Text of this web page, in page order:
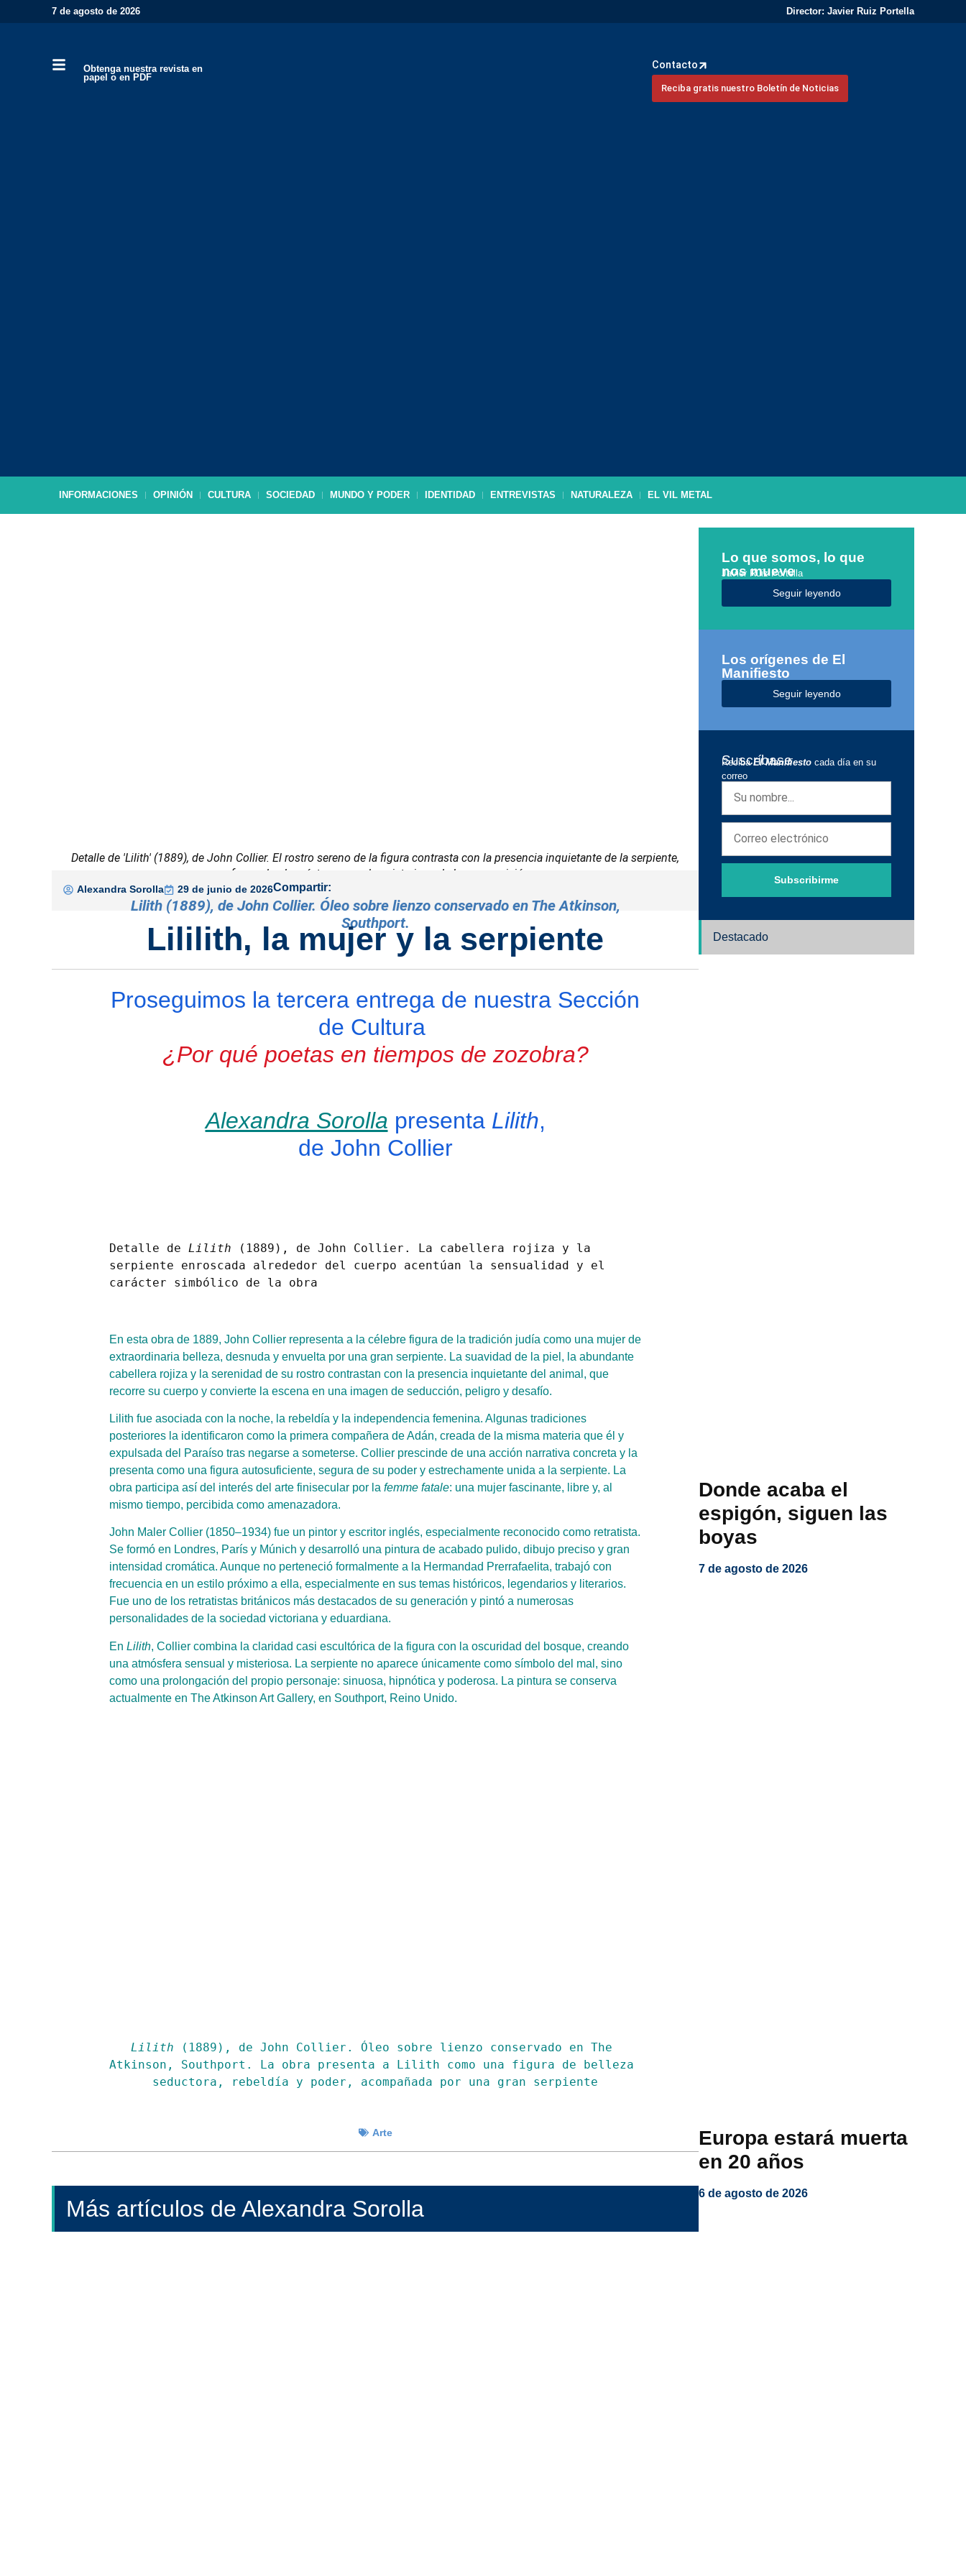
7 de agosto de 2026 Director: Javier Ruiz Portella
Obtenga nuestra revista en
papel o en PDF
Contacto
Reciba gratis nuestro Boletín de Noticias
INFORMACIONES OPINIÓN CULTURA SOCIEDAD MUNDO Y PODER IDENTIDAD ENTREVISTAS NATURALEZA EL VIL METAL
Detalle de 'Lilith' (1889), de John Collier. El rostro sereno de la figura contrasta con la presencia inquietante de la serpiente,
reforzando el carácter sensual y misterioso de la composición
Alexandra Sorolla 29 de junio de 2026Compartir:
Lilith (1889), de John Collier. Óleo sobre lienzo conservado en The Atkinson,
Southport.
Lililith, la mujer y la serpiente
Proseguimos la tercera entrega de nuestra Sección
de Cultura
¿Por qué poetas en tiempos de zozobra?
Alexandra Sorolla presenta Lilith,
de John Collier
Detalle de Lilith (1889), de John Collier. La cabellera rojiza y la
serpiente enroscada alrededor del cuerpo acentúan la sensualidad y el
carácter simbólico de la obra
En esta obra de 1889, John Collier representa a la célebre figura de la tradición judía como una mujer de
extraordinaria belleza, desnuda y envuelta por una gran serpiente. La suavidad de la piel, la abundante
cabellera rojiza y la serenidad de su rostro contrastan con la presencia inquietante del animal, que
recorre su cuerpo y convierte la escena en una imagen de seducción, peligro y desafío.
Lilith fue asociada con la noche, la rebeldía y la independencia femenina. Algunas tradiciones
posteriores la identificaron como la primera compañera de Adán, creada de la misma materia que él y
expulsada del Paraíso tras negarse a someterse. Collier prescinde de una acción narrativa concreta y la
presenta como una figura autosuficiente, segura de su poder y estrechamente unida a la serpiente. La
obra participa así del interés del arte finisecular por la femme fatale: una mujer fascinante, libre y, al
mismo tiempo, percibida como amenazadora.
John Maler Collier (1850–1934) fue un pintor y escritor inglés, especialmente reconocido como retratista.
Se formó en Londres, París y Múnich y desarrolló una pintura de acabado pulido, dibujo preciso y gran
intensidad cromática. Aunque no perteneció formalmente a la Hermandad Prerrafaelita, trabajó con
frecuencia en un estilo próximo a ella, especialmente en sus temas históricos, legendarios y literarios.
Fue uno de los retratistas británicos más destacados de su generación y pintó a numerosas
personalidades de la sociedad victoriana y eduardiana.
En Lilith, Collier combina la claridad casi escultórica de la figura con la oscuridad del bosque, creando
una atmósfera sensual y misteriosa. La serpiente no aparece únicamente como símbolo del mal, sino
como una prolongación del propio personaje: sinuosa, hipnótica y poderosa. La pintura se conserva
actualmente en The Atkinson Art Gallery, en Southport, Reino Unido.
Lilith (1889), de John Collier. Óleo sobre lienzo conservado en The
Atkinson, Southport. La obra presenta a Lilith como una figura de belleza
seductora, rebeldía y poder, acompañada por una gran serpiente
Arte
Más artículos de Alexandra Sorolla
Lo que somos, lo que
nos mueve
Javier Ruiz Portella
Seguir leyendo
Los orígenes de El
Manifiesto
Seguir leyendo
Suscríbase
RecibaEl Manifiesto cada día en su
correo
Subscribirme
Destacado
Donde acaba el
espigón, siguen las
boyas
7 de agosto de 2026
Europa estará muerta
en 20 años
6 de agosto de 2026